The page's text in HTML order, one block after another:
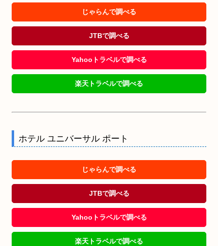
じゃらんで調べる
JTBで調べる
Yahooトラベルで調べる
楽天トラベルで調べる
ホテル ユニバーサル ポート
じゃらんで調べる
JTBで調べる
Yahooトラベルで調べる
楽天トラベルで調べる